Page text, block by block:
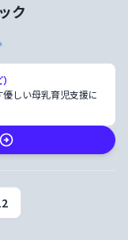
ク
しい母乳育児支援に